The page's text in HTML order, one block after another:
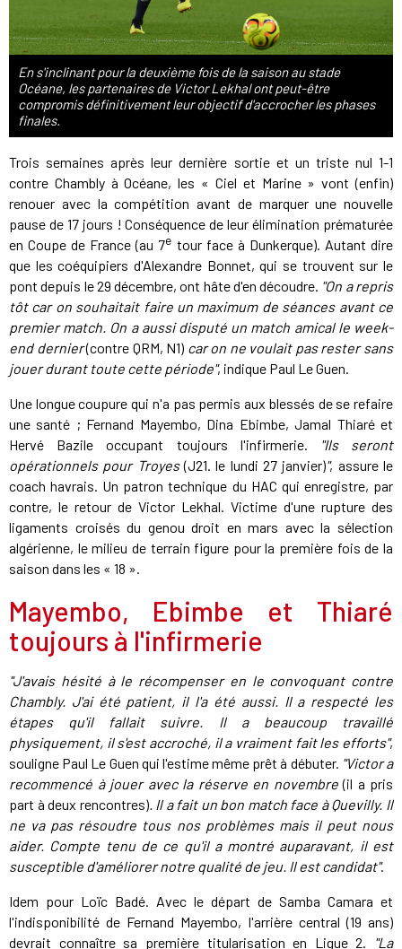
En s'inclinant pour la deuxième fois de la saison au stade
Océane, les partenaires de Victor Lekhal ont peut-être
compromis définitivement leur objectif d'accrocher les phases
finales.
Trois semaines après leur dernière sortie et un triste nul 1-1
contre Chambly à Océane, les « Ciel et Marine » vont (enfin)
renouer avec la compétition avant de marquer une nouvelle
pause de 17 jours ! Conséquence de leur élimination prématurée
en Coupe de France (au 7e tour face à Dunkerque). Autant dire
que les coéquipiers d'Alexandre Bonnet, qui se trouvent sur le
pont depuis le 29 décembre, ont hâte d'en découdre. "On a repris
tôt car on souhaitait faire un maximum de séances avant ce
premier match. On a aussi disputé un match amical le week-
end dernier(contre QRM, N1) car on ne voulait pas rester sans
jouer durant toute cette période", indique Paul Le Guen.
Une longue coupure qui n'a pas permis aux blessés de se refaire
une santé ; Fernand Mayembo, Dina Ebimbe, Jamal Thiaré et
Hervé Bazile occupant toujours l'infirmerie.
"Ils seront
opérationnels pour Troyes(J21. le lundi 27 janvier)", assure le
coach havrais. Un patron technique du HAC qui enregistre, par
contre, le retour de Victor Lekhal. Victime d'une rupture des
ligaments croisés du genou droit en mars avec la sélection
algérienne, le milieu de terrain figure pour la première fois de la
saison dans les « 18 ».
Mayembo, Ebimbe et Thiaré
toujours à l'infirmerie
"J'avais hésité à le récompenser en le convoquant contre
Chambly. J'ai été patient, il l'a été aussi. Il a respecté les
étapes qu'il fallait suivre. Il a beaucoup travaillé
physiquement, il s'est accroché, il a vraiment fait les efforts",
souligne Paul Le Guen qui l'estime même prêt à débuter. "Victor a
recommencé à jouer avec la réserve en novembre(il a pris
part à deux rencontres). Il a fait un bon match face à Quevilly. Il
ne va pas résoudre tous nos problèmes mais il peut nous
aider. Compte tenu de ce qu'il a montré auparavant, il est
susceptible d'améliorer notre qualité de jeu. Il est candidat".
Idem pour Loïc Badé. Avec le départ de Samba Camara et
l'indisponibilité de Fernand Mayembo, l'arrière central (19 ans)
devrait connaître sa première titularisation en Ligue 2.
"La